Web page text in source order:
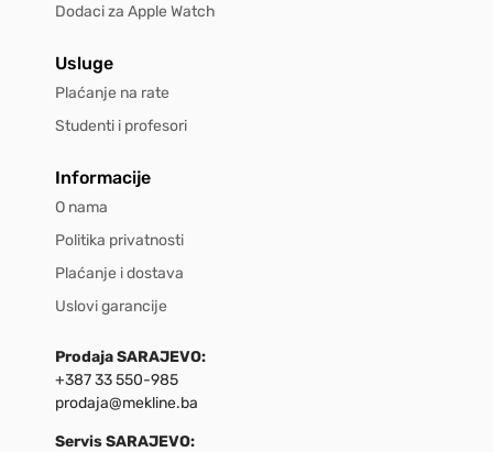
Dodaci za Apple Watch
Usluge
Plaćanje na rate
Studenti i profesori
Informacije
O nama
Politika privatnosti
Plaćanje i dostava
Uslovi garancije
Prodaja SARAJEVO:
+387 33 550-985
prodaja@mekline.ba
Servis SARAJEVO: